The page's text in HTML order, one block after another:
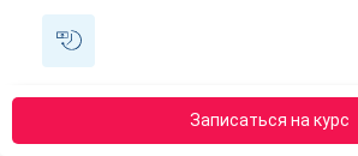
Записаться на курс
Рассрочка 0%